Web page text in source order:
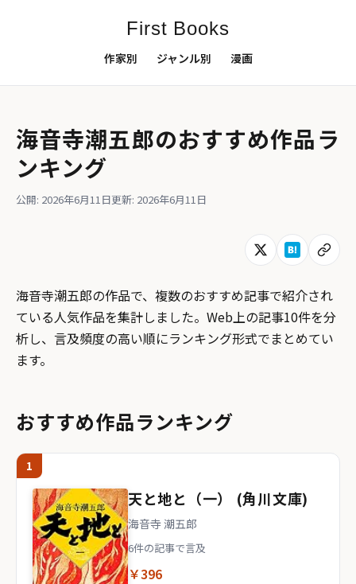
First Books
作家別 ジャンル別 漫画
海音寺潮五郎のおすすめ作品ラ
ンキング
公開: 2026年6月11日更新: 2026年6月11日
海音寺潮五郎の作品で、複数のおすすめ記事で紹介され
ている人気作品を集計しました。Web上の記事10件を分
析し、言及頻度の高い順にランキング形式でまとめてい
ます。
おすすめ作品ランキング
1
天と地と（一） (角川文庫)
海音寺 潮五郎
6件の記事で言及
￥396